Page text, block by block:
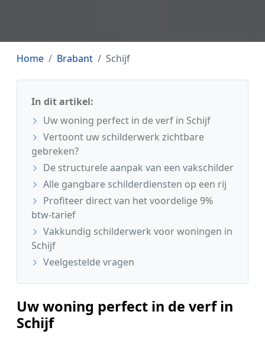
Home Brabant Schijf
In dit artikel:
Uw woning perfect in de verf in Schijf
Vertoont uw schilderwerk zichtbare
gebreken?
De structurele aanpak van een vakschilder
Alle gangbare schilderdiensten op een rij
Profiteer direct van het voordelige 9%
btw-tarief
Vakkundig schilderwerk voor woningen in
Schijf
Veelgestelde vragen
Uw woning perfect in de verf in
Schijf